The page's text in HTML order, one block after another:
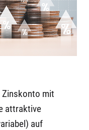
Zinskonto mit
attraktive
auf